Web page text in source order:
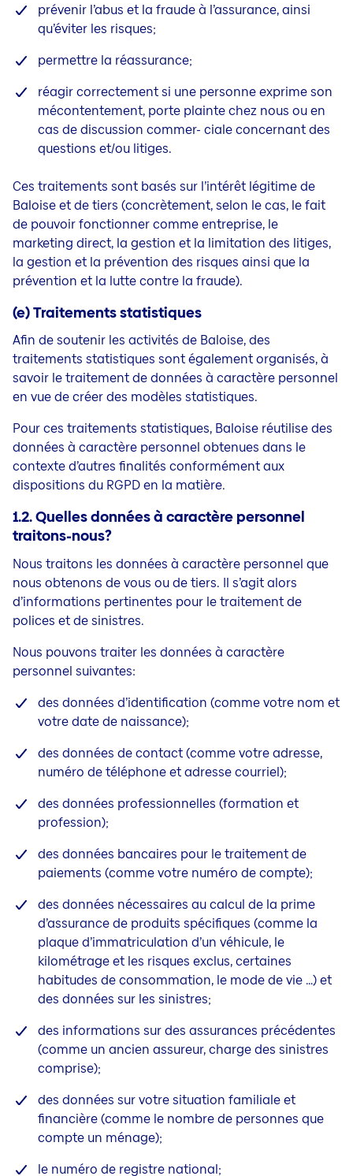
prévenir l’abus et la fraude à l’assurance, ainsi
qu’éviter les risques;
permettre la réassurance;
réagir correctement si une personne exprime son
mécontentement, porte plainte chez nous ou en
cas de discussion commer- ciale concernant des
questions et/ou litiges.
Ces traitements sont basés sur l’intérêt légitime de
Baloise et de tiers (concrètement, selon le cas, le fait
de pouvoir fonctionner comme entreprise, le
marketing direct, la gestion et la limitation des litiges,
la gestion et la prévention des risques ainsi que la
prévention et la lutte contre la fraude).
(e) Traitements statistiques
Afin de soutenir les activités de Baloise, des
traitements statistiques sont également organisés, à
savoir le traitement dedonnées à caractère personnel
en vue de créer des modèles statistiques.
Pour ces traitements statistiques, Baloise réutilise des
données à caractère personnel obtenues dans le
contexte d’autres finalités conformément aux
dispositions du RGPD en la matière.
1.2. Quelles données à caractère personnel
traitons-nous?
Nous traitons les données à caractère personnel que
nous obtenons de vous ou de tiers. Il s’agit alors
d’informations pertinentes pour le traitement de
polices et de sinistres.
Nous pouvons traiter les données à caractère
personnel suivantes:
des données d’identification (comme votre nom et
votre date de naissance);
des données de contact (comme votre adresse,
numéro de téléphone et adresse courriel);
des données professionnelles (formation et
profession);
des données bancaires pour le traitement de
paiements (comme votre numéro de compte);
des données nécessaires au calcul de la prime
d’assurance de produits spécifiques (comme la
plaque d’immatriculation d’un véhicule, le
kilométrage et les risques exclus, certaines
habitudes de consommation, le mode de vie …) et
des données sur les sinistres;
des informations sur des assurances précédentes
(comme un ancien assureur, charge des sinistres
comprise);
des données sur votre situation familiale et
financière (comme le nombre de personnes que
compte un ménage);
le numéro de registre national;